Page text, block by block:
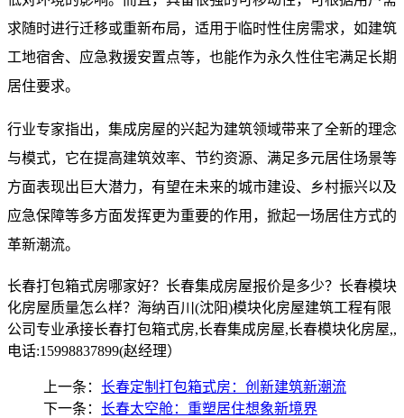
求随时进行迁移或重新布局，适用于临时性住房需求，如建筑
工地宿舍、应急救援安置点等，也能作为永久性住宅满足长期
居住要求。
行业专家指出，集成房屋的兴起为建筑领域带来了全新的理念
与模式，它在提高建筑效率、节约资源、满足多元居住场景等
方面表现出巨大潜力，有望在未来的城市建设、乡村振兴以及
应急保障等多方面发挥更为重要的作用，掀起一场居住方式的
革新潮流。
长春打包箱式房哪家好？长春集成房屋报价是多少？长春模块
化房屋质量怎么样？海纳百川(沈阳)模块化房屋建筑工程有限
公司专业承接长春打包箱式房,长春集成房屋,长春模块化房屋,,
电话:15998837899(赵经理）
上一条： 长春定制打包箱式房：创新建筑新潮流
下一条： 长春太空舱：重塑居住想象新境界